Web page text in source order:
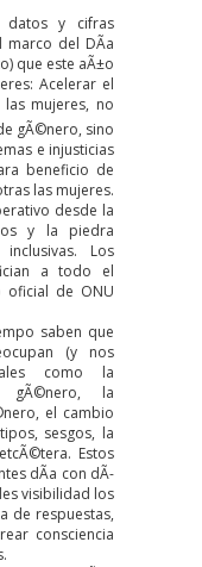
datos y cifras
del DÃ­a
que este aÃ±o
Acelerar el
las mujeres, no
gÃ©nero, sino
e injusticias
beneficio de
las mujeres.
desde la
y la piedra
Los
a todo el
oficial de ONU
saben que
(y nos
como la
gÃ©nero, la
el cambio
sesgos, la
Estos
dÃ­a con dÃ­
visibilidad los
de respuestas,
consciencia